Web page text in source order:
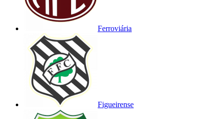
Ferroviária
Figueirense